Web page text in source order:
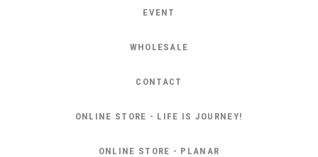
EVENT
WHOLESALE
CONTACT
ONLINE STORE - LIFE IS JOURNEY!
ONLINE STORE - PLANAR